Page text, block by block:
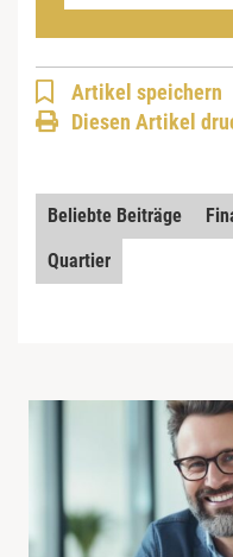
Artikel speichern
Diesen Artikel
Beliebte Beiträge
Quartier